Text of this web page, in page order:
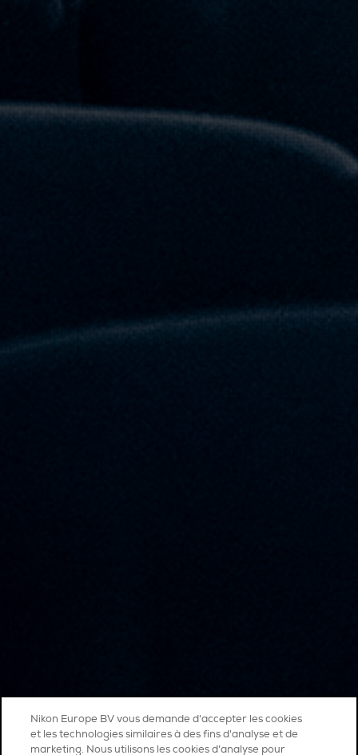
Nikon Europe BV vous demande d'accepter les cookies
et les technologies similaires à des fins d'analyse et de
marketing. Nous utilisons les cookies d’analyse pour